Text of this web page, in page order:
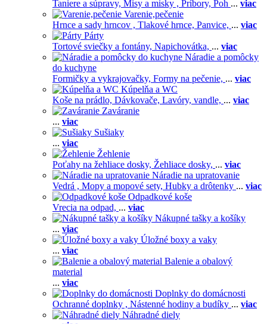
Taniere a súpravy, Misy a misky , Príbory, Poh ... viac
Varenie,pečenie
Hrnce a sady hrncov , Tlakové hrnce, Panvice, ... viac
Párty
Tortové sviečky a fontány, Napichovátka, ... viac
Náradie a pomôcky
do kuchyne
Formičky a vykrajovačky, Formy na pečenie, ... viac
Kúpelňa a WC
Koše na prádlo, Dávkovače, Lavóry, vandle, ... viac
Zaváranie
... viac
Sušiaky
... viac
Žehlenie
Poťahy na žehliace dosky, Žehliace dosky, ... viac
Náradie na upratovanie
Vedrá , Mopy a mopové sety, Hubky a drôtenky ... viac
Odpadkové koše
Vrecia na odpad, ... viac
Nákupné tašky a košíky
... viac
Úložné boxy a vaky
... viac
Balenie a obalový
material
... viac
Doplnky do domácnosti
Ochranné doplnky , Nástenné hodiny a budíky ... viac
Náhradné diely